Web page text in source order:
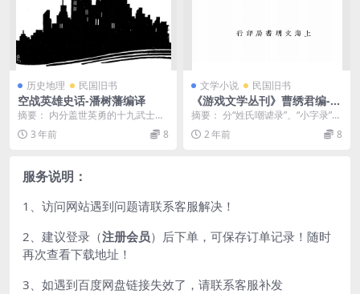
历史地理 民国旧书
空战英雄史话-潘树藩编译
摘要： 内分盖世英勇的十九武士、
空中马戏班的首领李希奋、勇谋兼
备的封克、先天不足...
3 年前 8
文学小说 民国旧书
《游戏文学丛刊》曹绣君编-文
明书局-民国20[1931]-游戏文
学丛刊下载
摘要： 分“姓氏嘲谑录”、“小字录”、
“混号录”、“伶官谲谏录”、“相字验
存”、...
2 年前 8
服务说明：
1、访问网站遇到问题请联系客服解决！
2、建议登录（注册会员）后下单，可保存订单记录！随时
再次查看下载地址！
3、如遇到百度网盘链接失效了，请联系客服补发